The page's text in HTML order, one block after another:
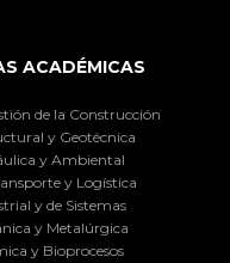
ACADÉMICAS
de la Construcción
y Geotécnica
y Ambiental
y Logística
y de Sistemas
y Metalúrgica
y Bioprocesos